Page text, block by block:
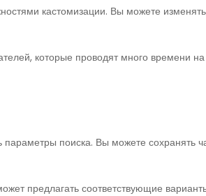
кастомизации. Вы можете
которые проводят много
поиска. Вы можете сохранять
предлагать соответствующие